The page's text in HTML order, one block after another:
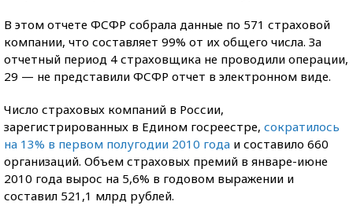
В этом отчете ФСФР собрала данные по 571 страховой
компании, что составляет 99% от их общего числа. За
отчетный период 4 страховщика не проводили операции,
29 — не представили ФСФР отчет в электронном виде.
Число страховых компаний в России,
зарегистрированных в Едином госреестре, сократилось
на 13% в первом полугодии 2010 года и составило 660
организаций. Объем страховых премий в январе-июне
2010 года вырос на 5,6% в годовом выражении и
составил 521,1 млрд рублей.